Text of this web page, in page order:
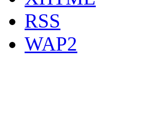
RSS
WAP2